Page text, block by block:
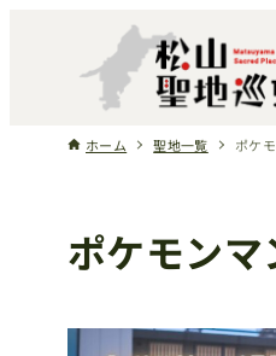
ホーム 聖地一覧 ポケ
ポケモンマ